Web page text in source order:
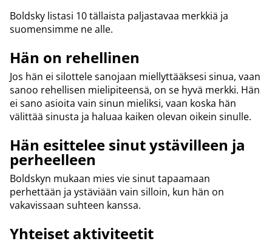
Boldsky listasi 10 tällaista paljastavaa merkkiä ja
suomensimme ne alle.
Hän on rehellinen
Jos hän ei silottele sanojaan miellyttääksesi sinua, vaan
sanoo rehellisen mielipiteensä, on se hyvä merkki. Hän
ei sano asioita vain sinun mieliksi, vaan koska hän
välittää sinusta ja haluaa kaiken olevan oikein sinulle.
Hän esittelee sinut ystävilleen ja
perheelleen
Boldskyn mukaan mies vie sinut tapaamaan
perhettään ja ystäviään vain silloin, kun hän on
vakavissaan suhteen kanssa.
Yhteiset aktiviteetit